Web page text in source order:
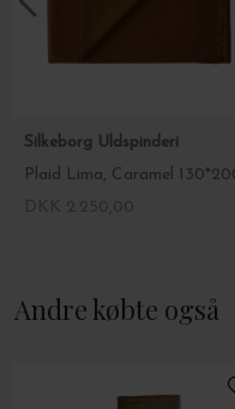
Silkeborg Uldspinderi
Plaid Lima, Caramel
Andre købte også